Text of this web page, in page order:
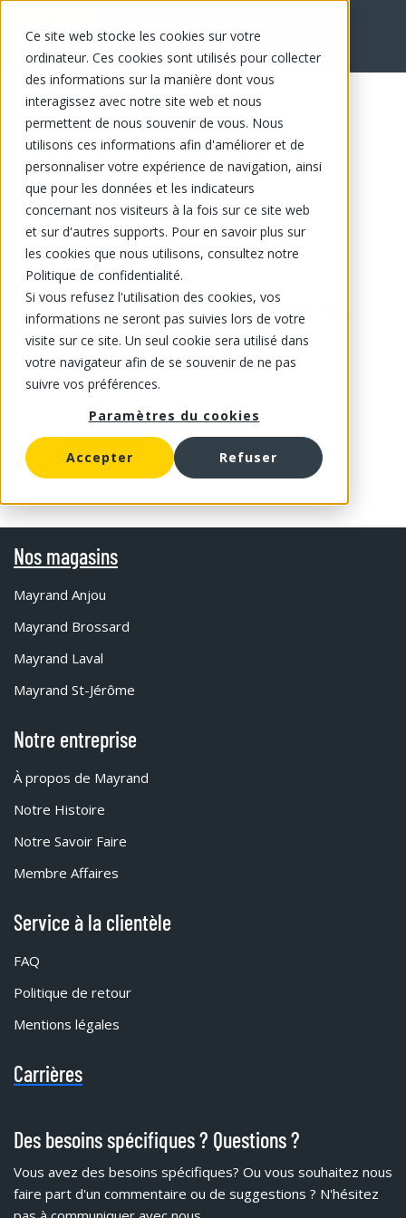
Ce site web stocke les cookies sur votre
ordinateur. Ces cookies sont utilisés pour collecter
des informations sur la manière dont vous
interagissez avec notre site web et nous
permettent de nous souvenir de vous. Nous
utilisons ces informations afin d'améliorer et de
personnaliser votre expérience de navigation, ainsi
que pour les données et les indicateurs
concernant nos visiteurs à la fois sur ce site web
et sur d'autres supports. Pour en savoir plus sur
les cookies que nous utilisons, consultez notre
Politique de confidentialité.
Si vous refusez l'utilisation des cookies, vos
informations ne seront pas suivies lors de votre
visite sur ce site. Un seul cookie sera utilisé dans
votre navigateur afin de se souvenir de ne pas
suivre vos préférences.
Paramètres du cookies
Accepter Refuser
Ce produit n'est plus disponible.
Nos magasins
Mayrand Anjou
Mayrand Brossard
Mayrand Laval
Mayrand St-Jérôme
Notre entreprise
À propos de Mayrand
Notre Histoire
Notre Savoir Faire
Membre Affaires
Service à la clientèle
FAQ
Politique de retour
Mentions légales
Carrières
Des besoins spécifiques ? Questions ?
Vous avez des besoins spécifiques? Ou vous souhaitez nous
faire part d'un commentaire ou de suggestions ? N'hésitez